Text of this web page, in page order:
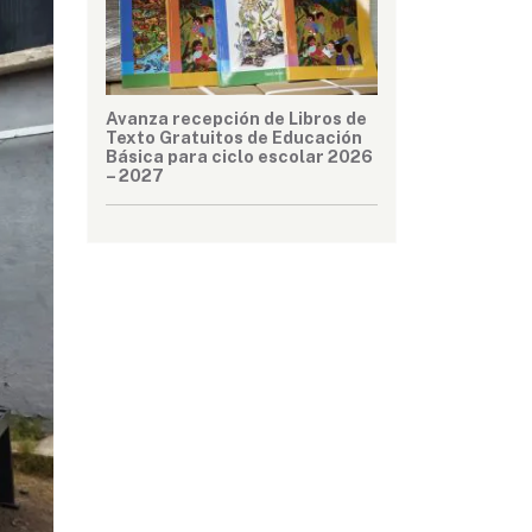
Avanza recepción de Libros de
Texto Gratuitos de Educación
Básica para ciclo escolar 2026
– 2027